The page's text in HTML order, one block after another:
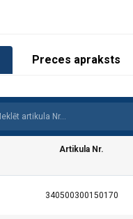
Preces apraksts
Artikula Nr.
340500300150170